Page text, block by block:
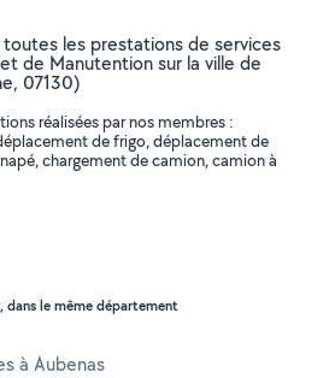
toutes les prestations de services
de Manutention sur la ville de
07130)
réalisées par nos membres :
de frigo, déplacement de
chargement de camion, camion à
dans le même département
à Aubenas